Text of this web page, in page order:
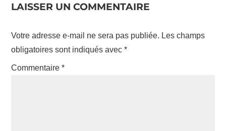
LAISSER UN COMMENTAIRE
Votre adresse e-mail ne sera pas publiée. Les champs
obligatoires sont indiqués avec*
Commentaire*